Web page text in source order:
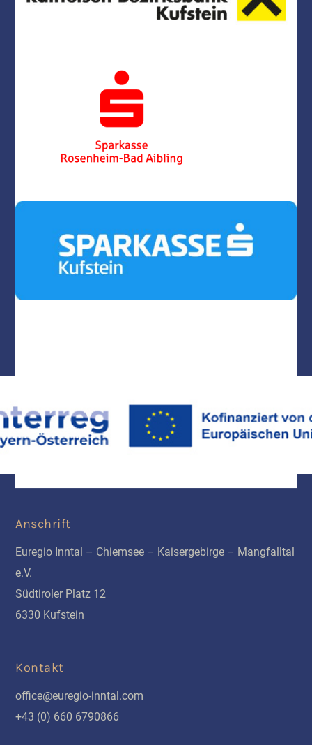
Anschrift
Euregio Inntal – Chiemsee – Kaisergebirge – Mangfalltal
e.V.
Südtiroler Platz 12
6330 Kufstein
Kontakt
office@euregio-inntal.com
+43 (0) 660 6790866